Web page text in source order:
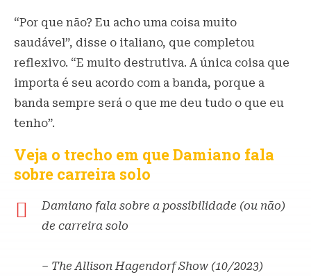
“Por que não? Eu acho uma coisa muito
saudável”, disse o italiano, que completou
reflexivo. “E muito destrutiva. A única coisa que
importa é seu acordo com a banda, porque a
banda sempre será o que me deu tudo o que eu
tenho”.
Veja o trecho em que Damiano fala
sobre carreira solo
Damiano fala sobre a possibilidade (ou não)
de carreira solo
– The Allison Hagendorf Show (10/2023)